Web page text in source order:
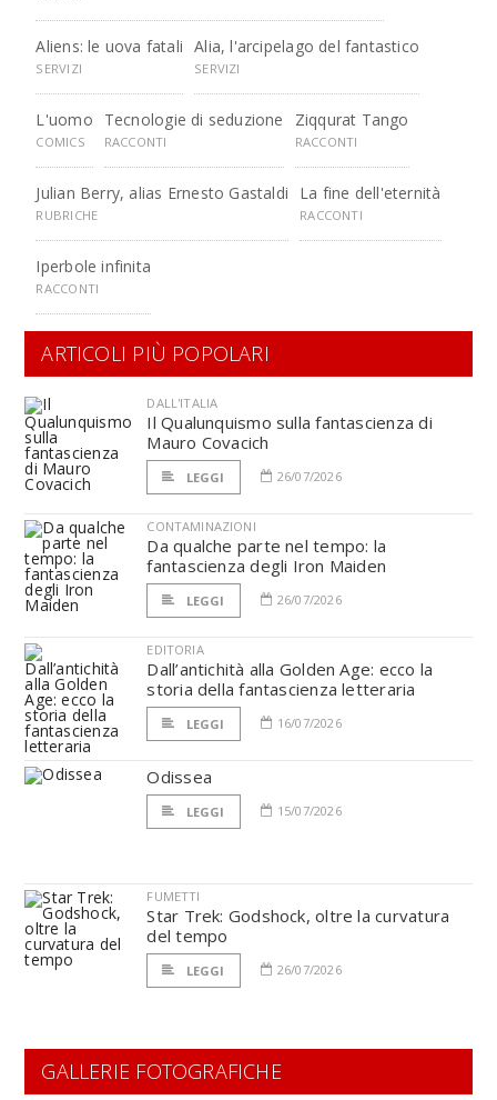
Aliens: le uova fatali
SERVIZI
Alia, l'arcipelago del fantastico
SERVIZI
L'uomo
COMICS
Tecnologie di seduzione
RACCONTI
Ziqqurat Tango
RACCONTI
Julian Berry, alias Ernesto Gastaldi
RUBRICHE
La fine dell'eternità
RACCONTI
Iperbole infinita
RACCONTI
ARTICOLI PIÙ POPOLARI
DALL'ITALIA
Il Qualunquismo sulla fantascienza di
Mauro Covacich
LEGGI 26/07/2026
CONTAMINAZIONI
Da qualche parte nel tempo: la
fantascienza degli Iron Maiden
LEGGI 26/07/2026
EDITORIA
Dall’antichità alla Golden Age: ecco la
storia della fantascienza letteraria
LEGGI 16/07/2026
Odissea
LEGGI 15/07/2026
FUMETTI
Star Trek: Godshock, oltre la curvatura
del tempo
LEGGI 26/07/2026
GALLERIE FOTOGRAFICHE